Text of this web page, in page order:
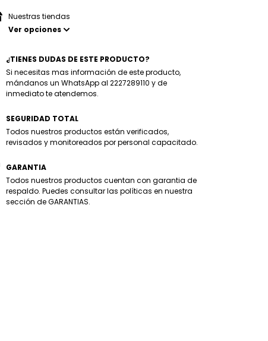
Nuestras tiendas
Ver opciones
¿TIENES DUDAS DE ESTE PRODUCTO?
Si necesitas mas información de este producto,
mándanos un WhatsApp al 2227289110 y de
inmediato te atendemos.
SEGURIDAD TOTAL
Todos nuestros productos están verificados,
revisados y monitoreados por personal capacitado.
GARANTIA
Todos nuestros productos cuentan con garantia de
respaldo. Puedes consultar las políticas en nuestra
sección de GARANTIAS.